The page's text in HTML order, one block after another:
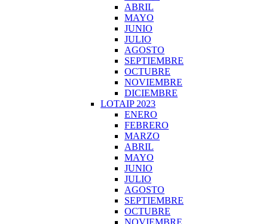
ABRIL
MAYO
JUNIO
JULIO
AGOSTO
SEPTIEMBRE
OCTUBRE
NOVIEMBRE
DICIEMBRE
LOTAIP 2023
ENERO
FEBRERO
MARZO
ABRIL
MAYO
JUNIO
JULIO
AGOSTO
SEPTIEMBRE
OCTUBRE
NOVIEMBRE